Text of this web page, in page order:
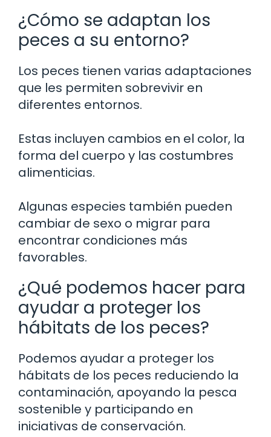
¿Cómo se adaptan los
peces a su entorno?
Los peces tienen varias adaptaciones
que les permiten sobrevivir en
diferentes entornos.
Estas incluyen cambios en el color, la
forma del cuerpo y las costumbres
alimenticias.
Algunas especies también pueden
cambiar de sexo o migrar para
encontrar condiciones más
favorables.
¿Qué podemos hacer para
ayudar a proteger los
hábitats de los peces?
Podemos ayudar a proteger los
hábitats de los peces reduciendo la
contaminación, apoyando la pesca
sostenible y participando en
iniciativas de conservación.